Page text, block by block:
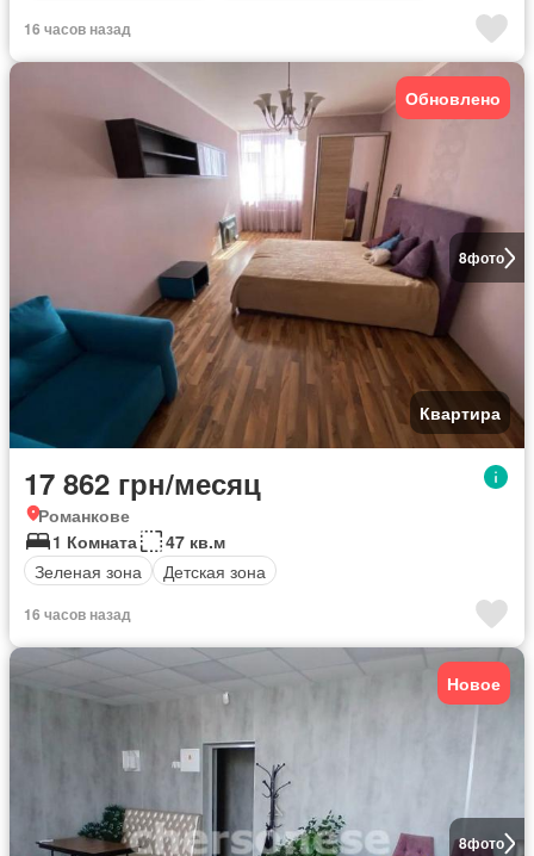
16 часов назад
8фото
Обновлено
Квартира
17 862 грн/месяц
Романкове
1 Комната
47 кв.м
Зеленая зона
Детская зона
16 часов назад
8фото
Новое